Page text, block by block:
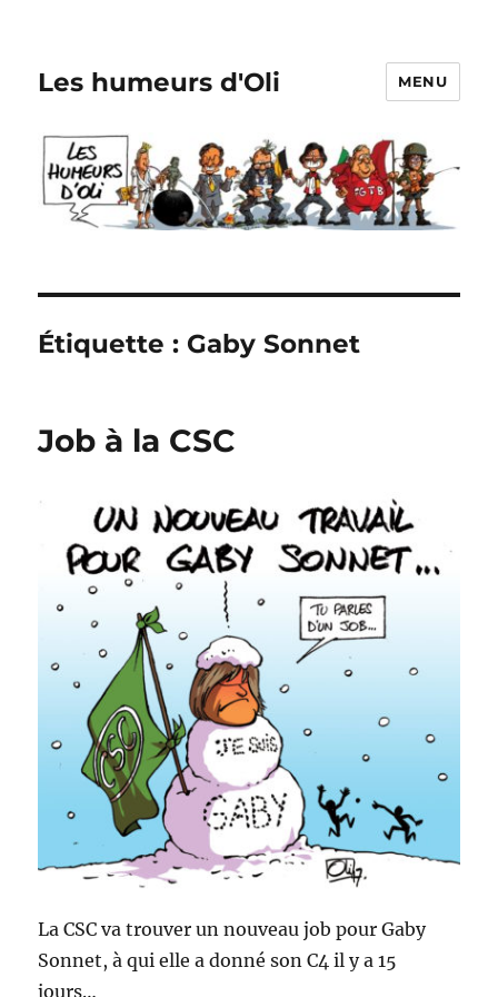
Les humeurs d'Oli MENU
Étiquette : Gaby Sonnet
Job à la CSC
La CSC va trouver un nouveau job pour Gaby
Sonnet, à qui elle a donné son C4 il y a 15
jours…